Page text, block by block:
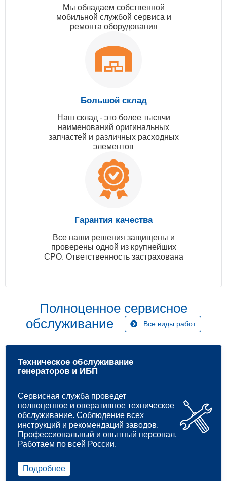
Мы обладаем собственной
мобильной службой сервиса и
ремонта оборудования
Большой склад
Наш склад - это более тысячи
наименований оригинальных
запчастей и различных расходных
элементов
Гарантия качества
Все наши решения защищены и
проверены одной из крупнейших
СРО. Ответственность застрахована
Полноценное сервисное
обслуживание
Все виды работ
Техническое обслуживание
генераторов и ИБП
Сервисная служба проведет
полноценное и оперативное техническое
обслуживание. Соблюдение всех
инструкций и рекомендаций заводов.
Профессиональный и опытный персонал.
Работаем по всей России.
Подробнее